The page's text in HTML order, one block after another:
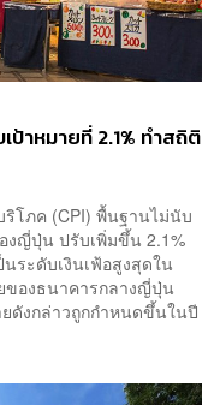
ป้าหมายที่ 2.1% ทำสถิติ
โภค (CPI) พื้นฐานไม่นับ
งญี่ปุ่น ปรับเพิ่มขึ้น 2.1%
ระดับเงินเฟ้อสูงสุดใน
ของธนาคารกลางญี่ปุ่น
ดังกล่าวถูกกำหนดขึ้นในปี